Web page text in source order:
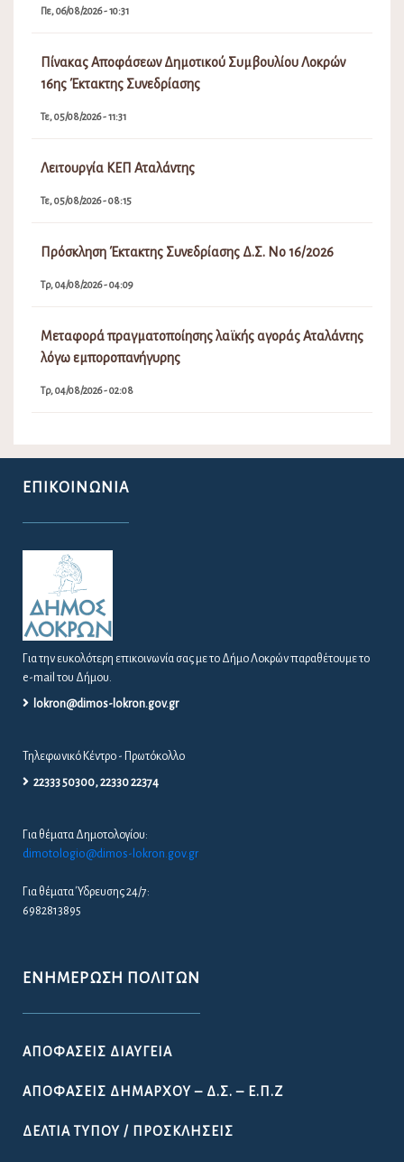
Πε, 06/08/2026 - 10:31
Πίνακας Αποφάσεων Δημοτικού Συμβουλίου Λοκρών
16ης Έκτακτης Συνεδρίασης
Τε, 05/08/2026 - 11:31
Λειτουργία ΚΕΠ Αταλάντης
Τε, 05/08/2026 - 08:15
Πρόσκληση Έκτακτης Συνεδρίασης Δ.Σ. Νο 16/2026
Τρ, 04/08/2026 - 04:09
Μεταφορά πραγματοποίησης λαϊκής αγοράς Αταλάντης
λόγω εμποροπανήγυρης
Τρ, 04/08/2026 - 02:08
ΕΠΙΚΟΙΝΩΝΊΑ
Για την ευκολότερη επικοινωνία σας με το Δήμο Λοκρών παραθέτουμε το
e-mail του Δήμου.
lokron@dimos-lokron.gov.gr
Τηλεφωνικό Κέντρο - Πρωτόκολλο
22333 50300, 22330 22374
Για θέματα Δημοτολογίου:
dimotologio@dimos-lokron.gov.gr
Για θέματα Ύδρευσης 24/7:
6982813895
ΕΝΗΜΈΡΩΣΗ ΠΟΛΙΤΏΝ
ΑΠΟΦΆΣΕΙΣ ΔΙΑΎΓΕΙΑ
ΑΠΟΦΆΣΕΙΣ ΔΗΜΆΡΧΟΥ – Δ.Σ. – Ε.Π.Ζ
ΔΕΛΤΊΑ ΤΎΠΟΥ / ΠΡΟΣΚΛΉΣΕΙΣ